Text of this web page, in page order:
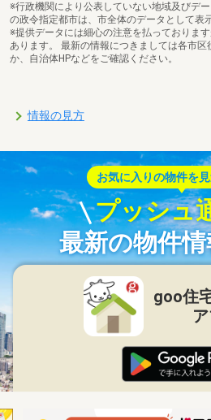
※行政機関により公表していない地域及びデ
の政令指定都市は、市全体のデータとして表
※提供データには細心の注意を払っておりま
あります。 最新の情報につきましては各市区
か、自治体HPなどをご確認ください。
情報の見方
お気に入りの物件を見
プッシュ
最新の物件
goo住